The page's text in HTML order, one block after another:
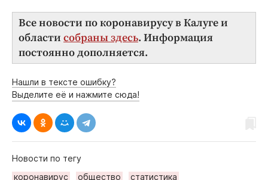
Все новости по коронавирусу в Калуге и
области собраны здесь. Информация
постоянно дополняется.
Нашли в тексте ошибку?
Выделите её и нажмите сюда!
Новости по тегу
коронавирус
общество статистика